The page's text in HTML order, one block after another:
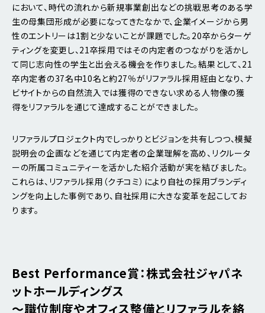
において、時代の流れから新規事業創出などの挑戦思考のある学
生の母集団形成が必要になってきたなかで、企業イメージから男
性のエントリーは1割と少ないことが課題でした。20卒からターゲ
ティングを変更し、21卒採用ではその内定者のつながりを活かし
て同じ志向性の学生と出会える機会を作りました。結果として、21
卒内定者の37名中10名と約27％がリファラル採用経由となり、ナ
ビサイトからの自然流入では獲得のできない求める人物像の獲
得をリファラルを通じて達成することができました。
リファラルプロジェクト内でしっかりとビジョンを共有しつつ、模擬
説明会の企画などを通じて内定者の企業理解を高め、リクルータ
ーの所属コミュニティーを活かした紹介活動が実を結びました。
これらは、リファラル採用（クチコミ）により自社の採用ブランディ
ングを向上した事例であり、自社採用に大きな変革を起こしてお
ります。
Best Performance賞：株式会社ジャパネ
ットホールディングス
～職位制度やオフィス整備とリファラルを絡